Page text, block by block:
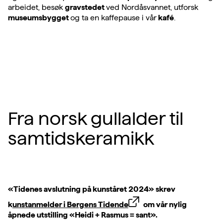
arbeidet, besøk gravstedetved Nordåsvannet, utforsk
museumsbyggetog ta en kaffepause i vårkafé.
Fra norsk gullalder til
samtidskeramikk
«Tidenes avslutning på kunståret 2024» skrev
kunstanmelder i Bergens Tidende
om vår nylig
åpnede utstilling «Heidi + Rasmus = sant».